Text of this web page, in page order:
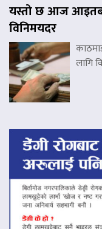
यस्तो छ आज
विनिमयदर
लागि